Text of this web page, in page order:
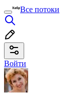
Все потоки
Войти